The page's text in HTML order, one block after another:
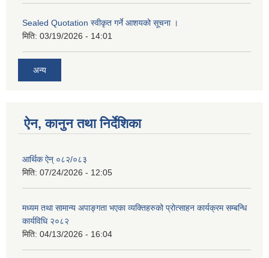
Sealed Quotation स्वीकृत गर्ने आशयको सूचना ।
मिति: 03/19/2026 - 14:01
अन्य
ऐन, कानुन तथा निर्देशिका
आर्थिक ऐन् ०८२/०८३
मिति: 07/24/2026 - 12:05
मध्यम तथा सामान्य अपाङ्गता भएका व्यक्तिहरुको प्रोत्साहन कार्यक्रम सम्बन्धि
कार्यविधि २०८२
मिति: 04/13/2026 - 16:04